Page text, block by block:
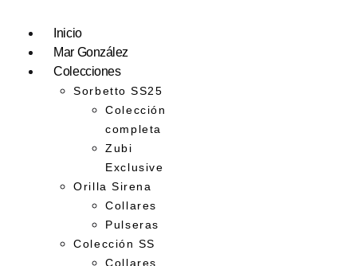
Inicio
Mar González
Colecciones
Sorbetto SS25
Colección
completa
Zubi
Exclusive
Orilla Sirena
Collares
Pulseras
Colección SS
Collares